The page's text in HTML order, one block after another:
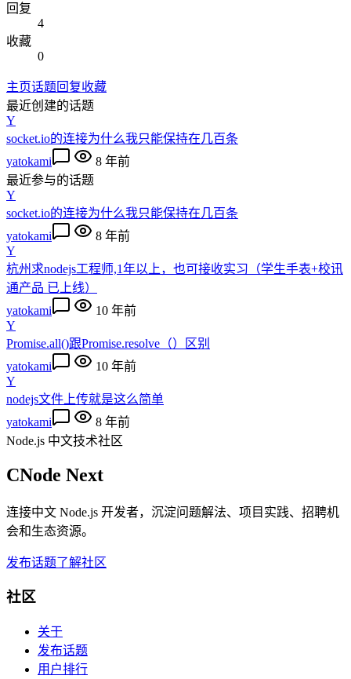
回复
4
收藏
0
主页话题回复收藏
最近创建的话题
Y
socket.io的连接为什么我只能保持在几百条
yatokami
8 年前
最近参与的话题
Y
socket.io的连接为什么我只能保持在几百条
yatokami
8 年前
Y
杭州求nodejs工程师,1年以上，也可接收实习（学生手表+校讯
通产品 已上线）
yatokami
10 年前
Y
Promise.all()跟Promise.resolve（）区别
yatokami
10 年前
Y
nodejs文件上传就是这么简单
yatokami
8 年前
Node.js 中文技术社区
CNode Next
连接中文 Node.js 开发者，沉淀问题解法、项目实践、招聘机
会和生态资源。
发布话题了解社区
社区
关于
发布话题
用户排行